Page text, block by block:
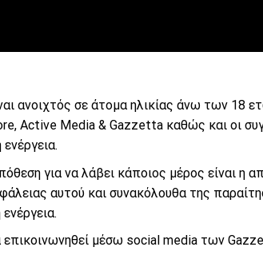
ανοιχτός σε άτομα ηλικίας άνω των 18
Active Media & Gazzetta καθώς και οι
για να λάβει κάποιος μέρος είναι η
αυτού και συνακόλουθα της
επικοινωνηθεί μέσω social media των